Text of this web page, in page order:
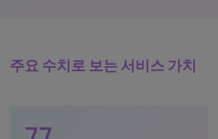
주요 수치로 보는 서비스 가치